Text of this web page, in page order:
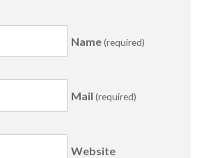
Name(required)
Mail (required)
Website